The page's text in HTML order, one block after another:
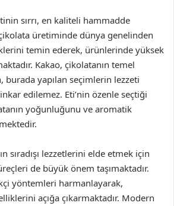
sırrı, en kaliteli hammadde
çikolata üretiminde dünya genelinden
temin ederek, ürünlerinde yüksek
Kakao, çikolatanın temel
burada yapılan seçimlerin lezzeti
edilemez. Eti’nin özenle seçtiği
yoğunluğunu ve aromatik
sıradışı lezzetlerini elde etmek için
de büyük önem taşımaktadır.
yöntemleri harmanlayarak,
açığa çıkarmaktadır. Modern